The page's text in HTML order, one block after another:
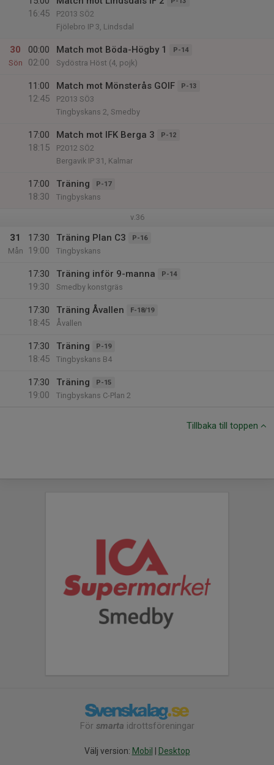
16:45
P2013 SÖ2
Fjölebro IP 3, Lindsdal
30
Sön
00:00
02:00
Match mot Böda-Högby 1 P-14
Sydöstra Höst (4, pojk)
11:00
12:45
Match mot Mönsterås GOIF P-13
P2013 SÖ3
Tingbyskans 2, Smedby
17:00
18:15
Match mot IFK Berga 3 P-12
P2012 SÖ2
Bergavik IP 31, Kalmar
17:00
18:30
Träning P-17
Tingbyskans
v.36
31
Mån
17:30
19:00
Träning Plan C3 P-16
Tingbyskans
17:30
19:30
Träning inför 9-manna P-14
Smedby konstgräs
17:30
18:45
Träning Åvallen F-18/19
Åvallen
17:30
18:45
Träning P-19
Tingbyskans B4
17:30
19:00
Träning P-15
Tingbyskans C-Plan 2
Tillbaka till toppen
För smarta idrottsföreningar
Välj version: Mobil Desktop